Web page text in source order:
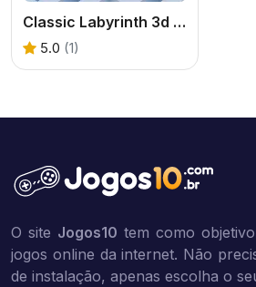
Classic Labyrinth 3d Maze
5.0 (1)
O site Jogos10 tem como
jogos online da internet. Não
de instalação, apenas escolha o